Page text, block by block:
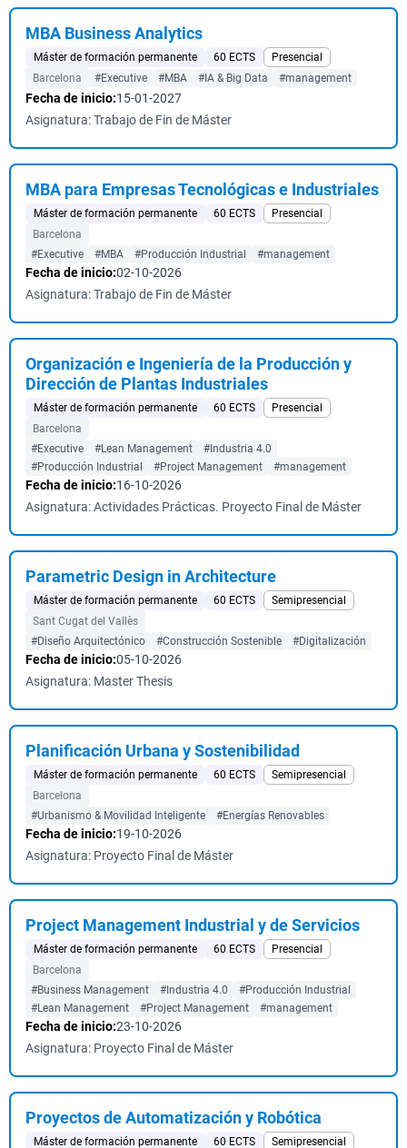
MBA Business Analytics
Máster de formación permanente 60 ECTS
Presencial
Barcelona
#Executive #MBA #IA & Big Data #management
Fecha de inicio:15-01-2027
Asignatura: Trabajo de Fin de Máster
MBA para Empresas Tecnológicas e Industriales
Máster de formación permanente 60 ECTS
Presencial
Barcelona
#Executive
#MBA #Producción Industrial #management
Fecha de inicio:02-10-2026
Asignatura: Trabajo de Fin de Máster
Organización e Ingeniería de la Producción y
Dirección de Plantas Industriales
Máster de formación permanente 60 ECTS
Presencial
Barcelona
#Executive
#Lean Management
#Industria 4.0
#Producción Industrial
#Project Management #management
Fecha de inicio:16-10-2026
Asignatura: Actividades Prácticas. Proyecto Final de Máster
Parametric Design in Architecture
Máster de formación permanente 60 ECTS
Semipresencial
Sant Cugat del Vallès
#Diseño Arquitectónico
#Construcción Sostenible #Digitalización
Fecha de inicio:05-10-2026
Asignatura: Master Thesis
Planificación Urbana y Sostenibilidad
Máster de formación permanente 60 ECTS
Semipresencial
Barcelona
#Urbanismo & Movilidad Inteligente
#Energías Renovables
Fecha de inicio:19-10-2026
Asignatura: Proyecto Final de Máster
Project Management Industrial y de Servicios
Máster de formación permanente 60 ECTS
Presencial
Barcelona
#Business Management
#Industria 4.0
#Producción Industrial
#Lean Management
#Project Management #management
Fecha de inicio:23-10-2026
Asignatura: Proyecto Final de Máster
Proyectos de Automatización y Robótica
Máster de formación permanente 60 ECTS Semipresencial